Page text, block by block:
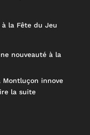
la Fête du Jeu
nouveauté à la
Montluçon innove
la suite: